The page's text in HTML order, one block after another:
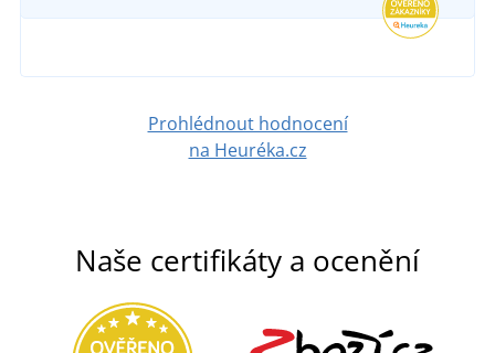
Prohlédnout hodnocení
na Heuréka.cz
Naše certifikáty a ocenění